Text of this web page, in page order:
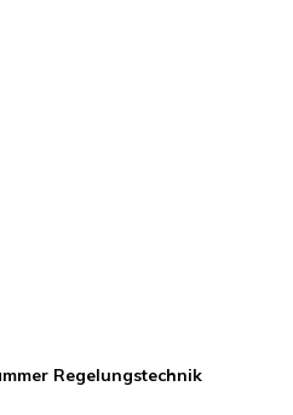
Regelungstechnik